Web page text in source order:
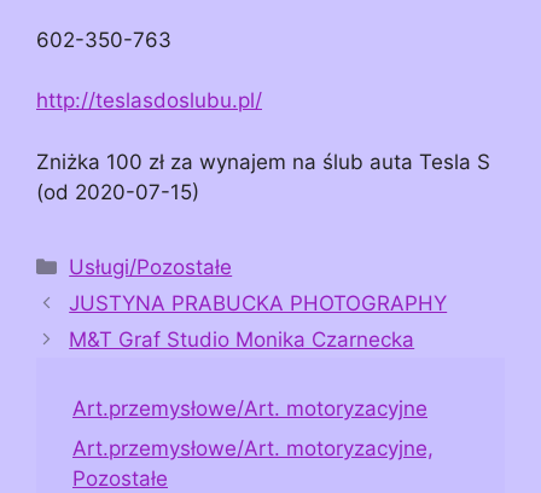
602-350-763
http://teslasdoslubu.pl/
Zniżka 100 zł za wynajem na ślub auta Tesla S
(od 2020-07-15)
Kategorie
Usługi/Pozostałe
JUSTYNA PRABUCKA PHOTOGRAPHY
M&T Graf Studio Monika Czarnecka
Art.przemysłowe/Art. motoryzacyjne
Art.przemysłowe/Art. motoryzacyjne,
Pozostałe